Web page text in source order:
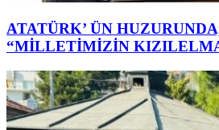
ATATÜRK’ ÜN
“MİLLETİMİZİN